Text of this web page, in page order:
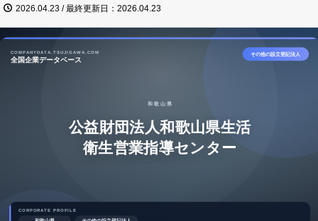
2026.04.23 / 最終更新日：2026.04.23